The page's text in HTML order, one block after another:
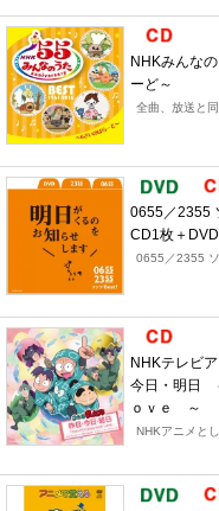
NHKみんな
ーど～
全曲、放送と
0655／2355
CD1枚＋
0655／2355
NHKテレビ
今日・明日
ｏｖｅ ～
NHKアニメと